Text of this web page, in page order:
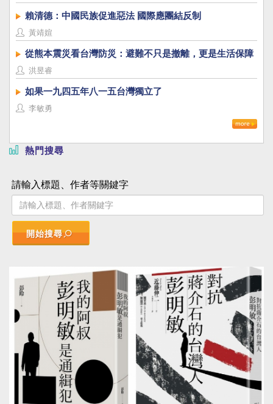
賴清德：中國民族促進惡法 國際應團結反制
黃靖媗
從熊本震災看台灣防災：避難不只是撤離，更是生活保障
洪昱睿
如果一九四五年八一五台灣獨立了
李敏勇
熱門搜尋
請輸入標題、作者等關鍵字
開始搜尋